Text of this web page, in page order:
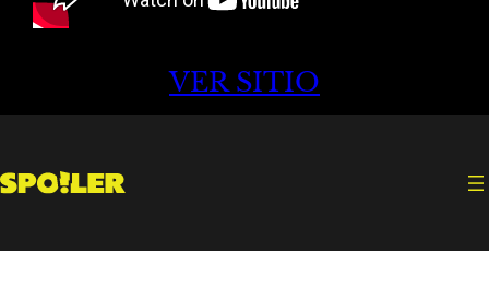
VER SITIO